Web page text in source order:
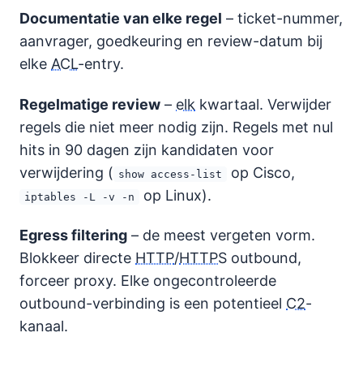
Documentatie van elke regel – ticket-nummer,
aanvrager, goedkeuring en review-datum bij
elke ACL-entry.
Regelmatige review – elk kwartaal. Verwijder
regels die niet meer nodig zijn. Regels met nul
hits in 90 dagen zijn kandidaten voor
verwijdering ( show access-list op Cisco,
iptables -L -v -n op Linux).
Egress filtering – de meest vergeten vorm.
Blokkeer directe HTTP/HTTPS outbound,
forceer proxy. Elke ongecontroleerde
outbound-verbinding is een potentieel C2-
kanaal.